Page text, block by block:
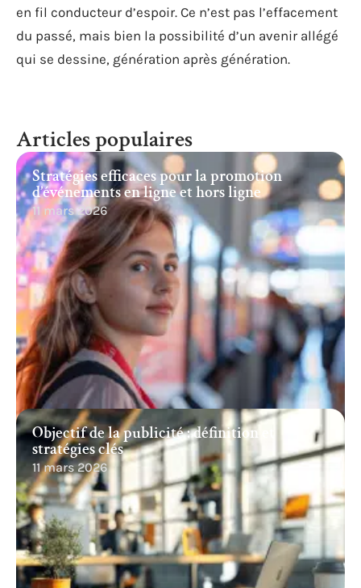
en fil conducteur d’espoir. Ce n’est pas l’effacement
du passé, mais bien la possibilité d’un avenir allégé
qui se dessine, génération après génération.
Articles populaires
Stratégies efficaces pour la promotion
d’événements en ligne et hors ligne
11 mars 2026
Objectif de la publicité : définition et
stratégies clés
11 mars 2026